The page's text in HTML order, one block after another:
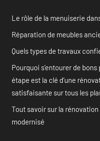
Le rôle de la menuiserie
Réparation de meubles
Quels types de travaux
Pourquoi s’entourer de
étape est la clé d’une
satisfaisante sur tous les
Tout savoir sur la
modernisé